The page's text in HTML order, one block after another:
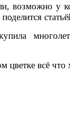
возможно у
цветке всё